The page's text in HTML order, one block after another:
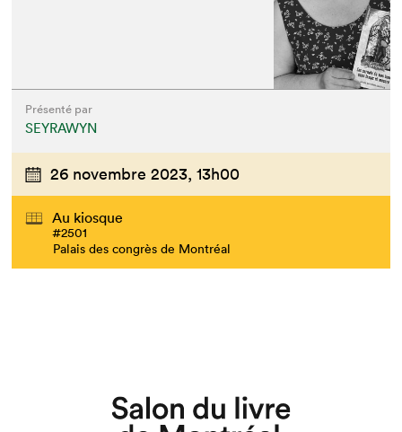
Présenté par
SEYRAWYN
26 novembre 2023, 13h00
Au kiosque
#2501
Palais des congrès de Montréal